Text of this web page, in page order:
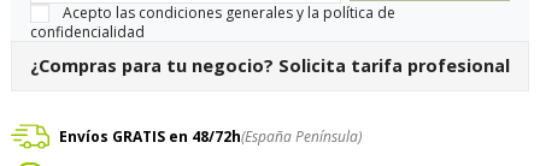
Acepto las condiciones generales y la política de
confidencialidad
¿Compras para tu negocio? Solicita tarifa profesional
Envíos GRATIS en 48/72h(España Península)